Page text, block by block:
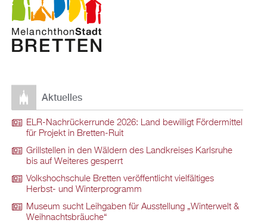
Ak­tu­el­les
ELR-Nach­rü­ck­er­run­de 2026: Land be­wil­ligt För­der­mit­tel
für Pro­jekt in Brett­en-Ruit
Grill­stel­len in den Wäl­dern des Land­krei­ses Karls­ru­he
bis auf Wei­te­res ge­sperrt
Volks­hoch­schu­le Brett­en ver­öf­fent­licht viel­fäl­ti­ges
Herbst- und Win­ter­pro­gramm
Mu­se­um sucht Leih­ga­ben für Aus­stel­lung „Win­ter­welt &
Weih­nachts­bräu­che“